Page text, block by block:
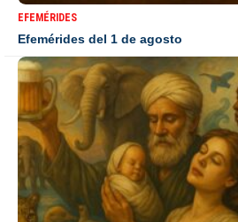
EFEMÉRIDES
Efemérides del 1 de agosto